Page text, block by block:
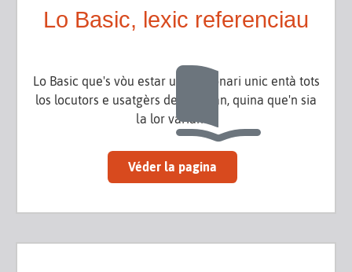
Lo Basic, lexic referenciau
Lo Basic que's vòu estar un diccionari unic entà tots
los locutors e usatgèrs de l'occitan, quina que'n sia
la lor varianta.
Véder la pagina